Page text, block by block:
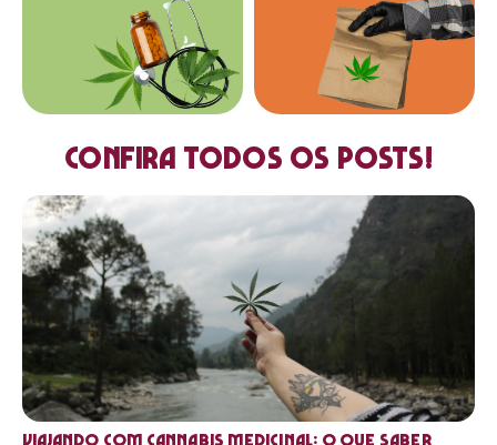
Confira todos os posts!
Viajando com cannabis medicinal: o que saber